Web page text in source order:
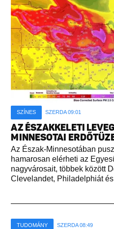
SZÍNES SZERDA 09:01
AZ ÉSZAKKELETI
MINNESOTAI
Az Észak-Minnesotában
hamarosan elérheti az
nagyvárosait, többek között
Clevelandet, Philadelphiát
TUDOMÁNY SZERDA 08:49